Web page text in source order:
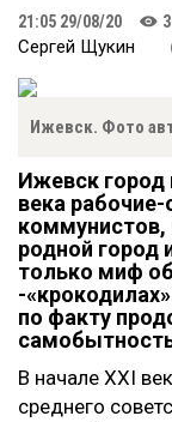
21:05 29/08/20 K
Сергей Щукин
Ижевск. Фото
Ижевск город
века
коммунистов,
родной город
только миф
-
по факту
В начале XXI
среднего